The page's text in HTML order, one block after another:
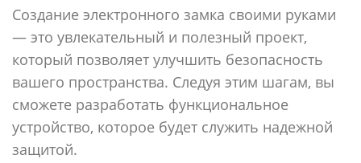
Создание электронного замка своими руками
— это увлекательный и полезный проект,
который позволяет улучшить безопасность
вашего пространства. Следуя этим шагам, вы
сможете разработать функциональное
устройство, которое будет служить надежной
защитой.